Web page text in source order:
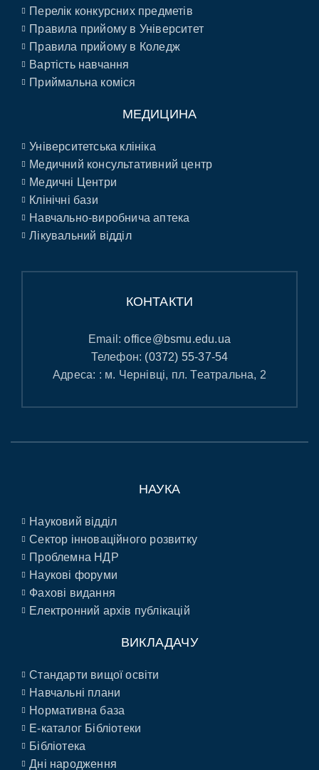
Перелік конкурсних предметів
Правила прийому в Університет
Правила прийому в Коледж
Вартість навчання
Приймальна коміся
МЕДИЦИНА
Університетська клініка
Медичний консультативний центр
Медичні Центри
Клінічні бази
Навчально-виробнича аптека
Лікувальний відділ
КОНТАКТИ
Email:office@bsmu.edu.ua
Телефон: (0372) 55-37-54
Адреса: : м. Чернівці, пл. Театральна, 2
НАУКА
Науковий відділ
Сектор інноваційного розвитку
Проблемна НДР
Наукові форуми
Фахові видання
Електронний архів публікацій
ВИКЛАДАЧУ
Стандарти вищої освіти
Навчальні плани
Нормативна база
E-каталог Бібліотеки
Бібліотека
Дні народження